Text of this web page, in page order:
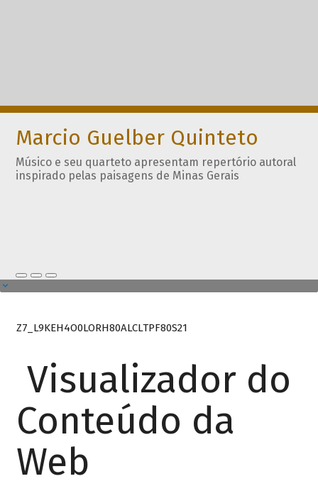
Marcio Guelber Quinteto
Músico e seu quarteto apresentam repertório autoral
inspirado pelas paisagens de Minas Gerais
Z7_L9KEH4O0LORH80ALCLTPF80S21
Visualizador do
Conteúdo da
Web